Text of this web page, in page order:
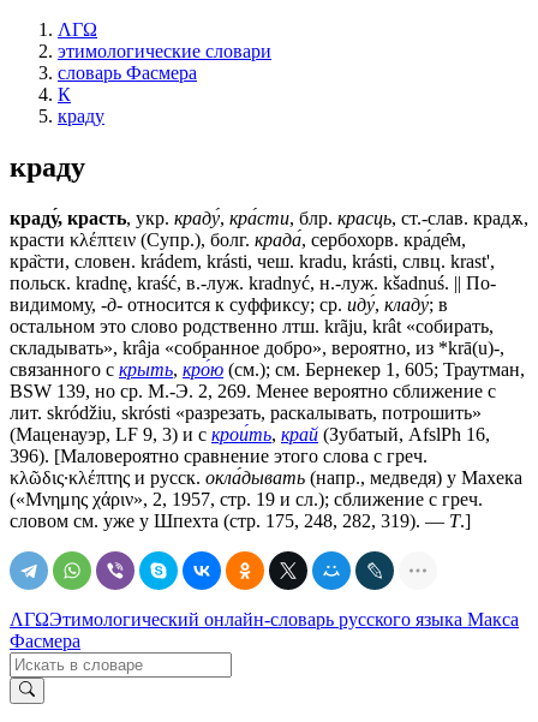
ΛΓΩ
этимологические словари
словарь Фасмера
К
краду
краду
краду́, красть, укр. краду́, кра́сти, блр. красць, ст.-слав. крадѫ,
красти κλέπτειν (Супр.), болг. крада́, сербохорв. кра́де̑м,
кра̏сти, словен. krádem, krásti, чеш. kradu, krásti, слвц. krаst',
польск. kradnę, kraść, в.-луж. kradnyć, н.-луж. kšadnuś. || По-
видимому, -д- относится к суффиксу; ср. иду́, кладу́; в
остальном это слово родственно лтш. krãju, krât «собирать,
складывать», krâjа «собранное добро», вероятно, из *krā(u)-,
связанного с крыть, кро́ю (см.); см. Бернекер 1, 605; Траутман,
ВSW 139, но ср. М.-Э. 2, 269. Менее вероятно сближение с
лит. skródžiu, skrósti «разрезать, раскалывать, потрошить»
(Маценауэр, LF 9, 3) и с крои́ть, край (Зубатый, AfslPh 16,
396). [Маловероятно сравнение этого слова с греч.
κλῶδις·κλέπτης и русск. окла́дывать (напр., медведя) у Махека
(«Μνημης χάριν», 2, 1957, стр. 19 и сл.); сближение с греч.
словом см. уже у Шпехта (стр. 175, 248, 282, 319). — Т.]
ΛΓΩЭтимологический онлайн-словарь русского языка Макса
Фасмера